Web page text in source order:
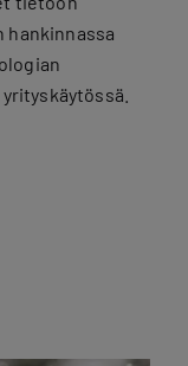
hankinnassa